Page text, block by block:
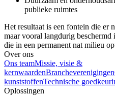
publieke ruimtes
Het resultaat is een fontein die er
maar vooral langdurig beschermd
die in een permanent nat milieu
Over ons
Ons teamMissie, visie &
kernwaardenBrancheverenigingen
kunststoffenTechnische
Oplossingen